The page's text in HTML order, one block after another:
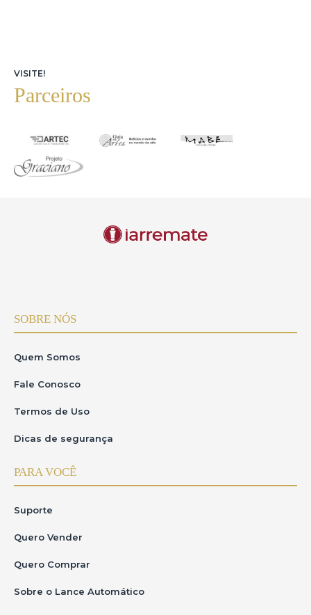
VISITE!
Parceiros
SOBRE NÓS
Quem Somos
Fale Conosco
Termos de Uso
Dicas de segurança
PARA VOCÊ
Suporte
Quero Vender
Quero Comprar
Sobre o Lance Automático